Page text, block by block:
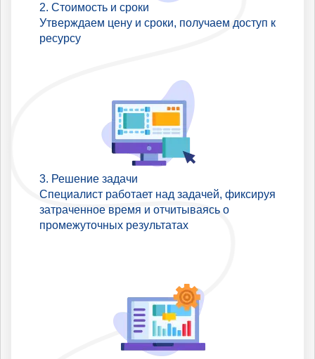
Стоимость и сроки
Утверждаем цену и сроки, получаем доступ к
ресурсу
Решение задачи
Специалист работает над задачей, фиксируя
затраченное время и отчитываясь о
промежуточных результатах